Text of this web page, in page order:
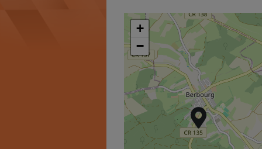
+
−
+
−